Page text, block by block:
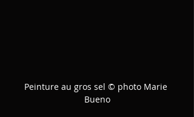
Peinture au gros sel © photo Marie
Bueno